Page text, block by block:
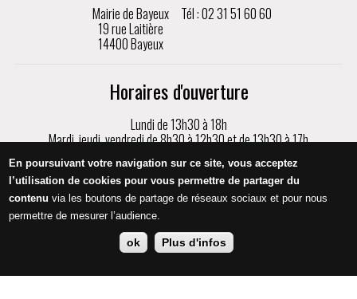
Mairie de Bayeux
19 rue Laitière
14400 Bayeux
Tél : 02 31 51 60 60
Horaires d'ouverture
Lundi de 13h30 à 18h
Mardi, jeudi, vendredi de 8h30 à 12h30 et de 13h30 à 17h
Mercredi de 8h30 à 17h
Samedi de 9h à 12h, sur rendez-vous uniquement
Mentions légales Protection des données
Crédits
En poursuivant votre navigation sur ce site, vous acceptez
l’utilisation de cookies pour vous permettre de partager du
contenuvia les boutons de partage de réseaux sociaux et pour nous
permettre de mesurer l’audience.
ok Plus d'infos